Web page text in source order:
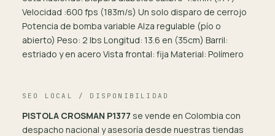
Velocidad :600 fps (183m/s) Un solo disparo de cerrojo
Potencia de bomba variable Alza regulable (pío o
abierto) Peso: 2 lbs Longitud: 13.6 en (35cm) Barril:
estriado y en acero Vista frontal: fija Material: Polímero
SEO LOCAL / DISPONIBILIDAD
PISTOLA CROSMAN P1377 se vende en Colombia con
despacho nacional y asesoría desde nuestras tiendas